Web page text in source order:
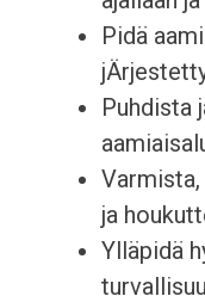
Pidä
Puhdista
ja
Ylläpidä